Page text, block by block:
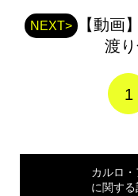
ィ
の
NEXT>
【動画
渡
1
カルロ
に関す